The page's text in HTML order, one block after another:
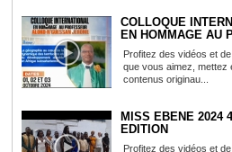
COLLOQUE
EN HOMMAGE AU
ALOKO N'...
Profitez des vidéos et
que vous aimez, mettez
contenus originau...
MISS EBENE 2024
EDITION
Profitez des vidéos et